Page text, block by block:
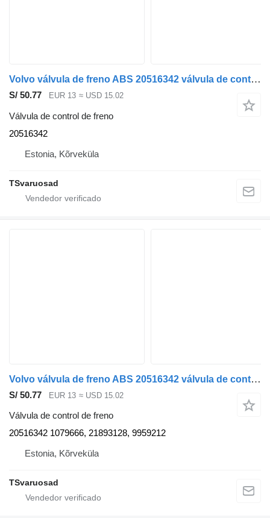
Volvo válvula de freno ABS 20516342 válvula de control de freno para Volvo FH13 cabeza tractora
S/ 50.77 EUR 13 ≈ USD 15.02
Válvula de control de freno
20516342
Estonia, Kõrveküla
TSvaruosad
Volvo válvula de freno ABS 20516342 válvula de control de freno para Volvo FH13 cabeza tractora
S/ 50.77 EUR 13 ≈ USD 15.02
Válvula de control de freno
20516342 1079666, 21893128, 9959212
Estonia, Kõrveküla
TSvaruosad